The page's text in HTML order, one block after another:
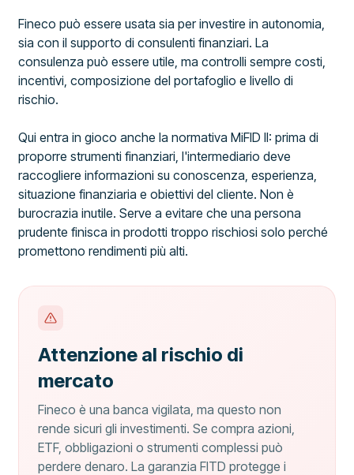
Fineco può essere usata sia per investire in autonomia,
sia con il supporto di consulenti finanziari. La
consulenza può essere utile, ma controlli sempre costi,
incentivi, composizione del portafoglio e livello di
rischio.
Qui entra in gioco anche la normativa MiFID II: prima di
proporre strumenti finanziari, l'intermediario deve
raccogliere informazioni su conoscenza, esperienza,
situazione finanziaria e obiettivi del cliente. Non è
burocrazia inutile. Serve a evitare che una persona
prudente finisca in prodotti troppo rischiosi solo perché
promettono rendimenti più alti.
Attenzione al rischio di
mercato
Fineco è una banca vigilata, ma questo non
rende sicuri gli investimenti. Se compra azioni,
ETF, obbligazioni o strumenti complessi può
perdere denaro. La garanzia FITD protegge i